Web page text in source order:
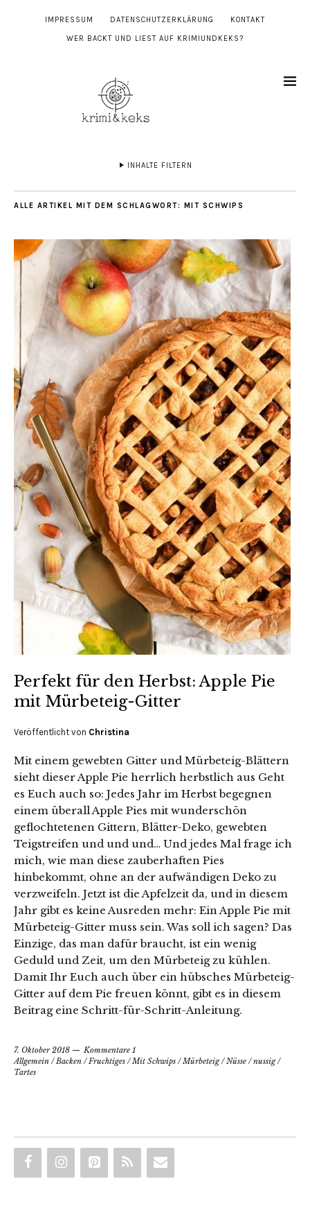
IMPRESSUM DATENSCHUTZERKLÄRUNG KONTAKT
WER BACKT UND LIEST AUF KRIMIUNDKEKS?
INHALTE FILTERN
ALLE ARTIKEL MIT DEM SCHLAGWORT: MIT SCHWIPS
Perfekt für den Herbst: Apple Pie
mit Mürbeteig-Gitter
Veröffentlicht von Christina
Mit einem gewebten Gitter und Mürbeteig-Blättern
sieht dieser Apple Pie herrlich herbstlich aus Geht
es Euch auch so: Jedes Jahr im Herbst begegnen
einem überall Apple Pies mit wunderschön
geflochtetenen Gittern, Blätter-Deko, gewebten
Teigstreifen und und und… Und jedes Mal frage ich
mich, wie man diese zauberhaften Pies
hinbekommt, ohne an der aufwändigen Deko zu
verzweifeln. Jetzt ist die Apfelzeit da, und in diesem
Jahr gibt es keine Ausreden mehr: Ein Apple Pie mit
Mürbeteig-Gitter muss sein. Was soll ich sagen? Das
Einzige, das man dafür braucht, ist ein wenig
Geduld und Zeit, um den Mürbeteig zu kühlen.
Damit Ihr Euch auch über ein hübsches Mürbeteig-
Gitter auf dem Pie freuen könnt, gibt es in diesem
Beitrag eine Schritt-für-Schritt-Anleitung.
7. Oktober 2018
Kommentare 1
Allgemein /Backen /Fruchtiges /Mit Schwips /Mürbeteig/Nüsse /nussig/
Tartes